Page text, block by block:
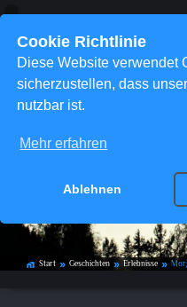
Cookie Richtlinie
Diese Website verwendet
sicherzustellen, dass
nutzbar ist.
Mehr erfahren
Ablehnen
Morgenstund
home_work Start double_arrow Geschichten double_arrow Erlebnisse double_arrow